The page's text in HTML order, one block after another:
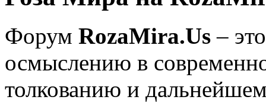
Форум RozaMira.Us –
осмыслению в
толкованию и